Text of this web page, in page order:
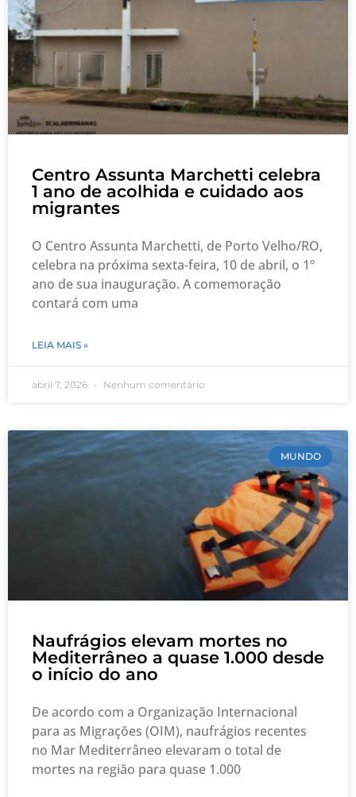
Centro Assunta Marchetti celebra
1 ano de acolhida e cuidado aos
migrantes
O Centro Assunta Marchetti, de Porto Velho/RO,
celebra na próxima sexta-feira, 10 de abril, o 1º
ano de sua inauguração. A comemoração
contará com uma
LEIA MAIS »
abril 7, 2026 Nenhum comentário
MUNDO
Naufrágios elevam mortes no
Mediterrâneo a quase 1.000 desde
o início do ano
De acordo com a Organização Internacional
para as Migrações (OIM), naufrágios recentes
no Mar Mediterrâneo elevaram o total de
mortes na região para quase 1.000